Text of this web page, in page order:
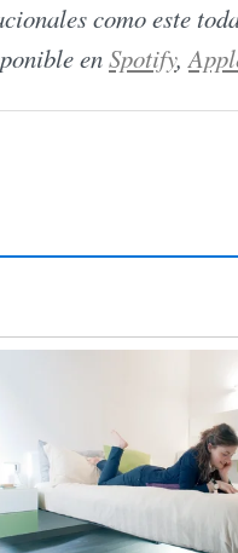
como este
enSpotify,